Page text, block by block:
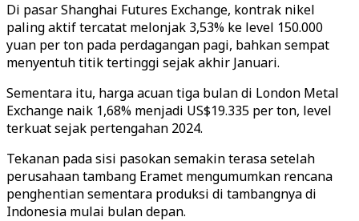
Di pasar Shanghai Futures Exchange, kontrak nikel
paling aktif tercatat melonjak 3,53% ke level 150.000
yuan per ton pada perdagangan pagi, bahkan sempat
menyentuh titik tertinggi sejak akhir Januari.
Sementara itu, harga acuan tiga bulan di London Metal
Exchange naik 1,68% menjadi US$19.335 per ton, level
terkuat sejak pertengahan 2024.
Tekanan pada sisi pasokan semakin terasa setelah
perusahaan tambang Eramet mengumumkan rencana
penghentian sementara produksi di tambangnya di
Indonesia mulai bulan depan.